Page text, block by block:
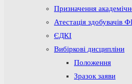
Призначення
Атестація здобувачів
ЄДКІ
Вибіркові дисципліни
Положення
Зразок заяви